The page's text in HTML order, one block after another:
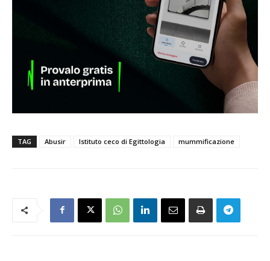
TAG Abusir Istituto ceco di Egittologia mummificazione